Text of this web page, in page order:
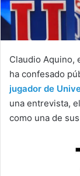
Claudio Aquino,
ha confesado
jugador de
una entrevista,
como una de